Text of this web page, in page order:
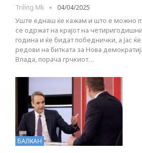
Triling Mk 04/04/2025
Уште еднаш ќе кажам и што е можно
се одржат на крајот на
година и ќе бидат победнички, а јас
редови на битката за Нова
Влада, порача грчкиот…
БАЛКАН